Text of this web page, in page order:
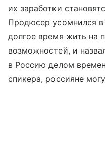
их заработки
Продюсер усомнился в
долгое время жить на
возможностей, и
в Россию делом
спикера, россияне